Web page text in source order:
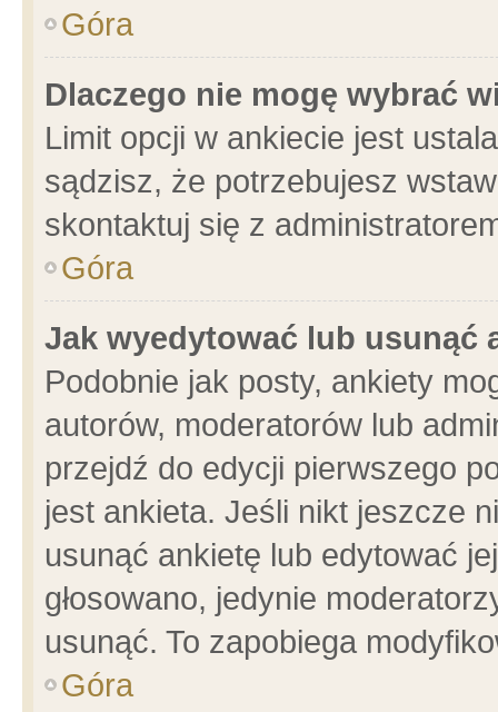
Góra
Dlaczego nie mogę wybrać
Limit opcji w ankiecie jest
sądzisz, że potrzebujesz
skontaktuj się z
Góra
Jak wyedytować lub usunąć
Podobnie jak posty, ankiety
autorów, moderatorów lub
przejdź do edycji pierwszego
jest ankieta. Jeśli nikt jeszcze
usunąć ankietę lub edytować
głosowano, jedynie
usunąć. To zapobiega
Góra